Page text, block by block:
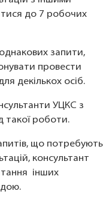
до 7 робочих
запити,
провести
декількох осіб.
УЦКС з
такої роботи.
що потребують
консультант
інших